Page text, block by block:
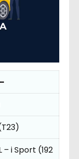
– i Sport (192